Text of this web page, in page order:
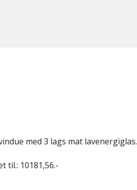
med 3 lags mat lavenergiglas.
til.: 10181,56.-